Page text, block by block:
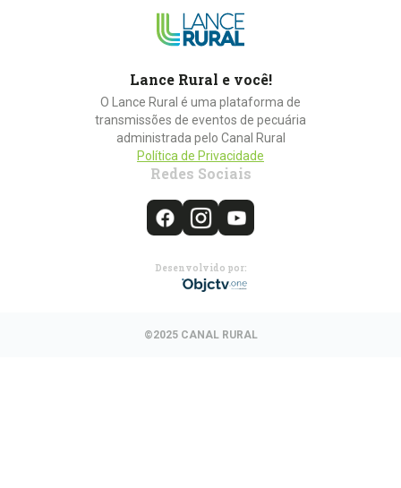
Lance Rural e você!
O Lance Rural é uma plataforma de
transmissões de eventos de pecuária
administrada pelo Canal Rural
Política de Privacidade
Redes Sociais
Desenvolvido por:
©2025 CANAL RURAL